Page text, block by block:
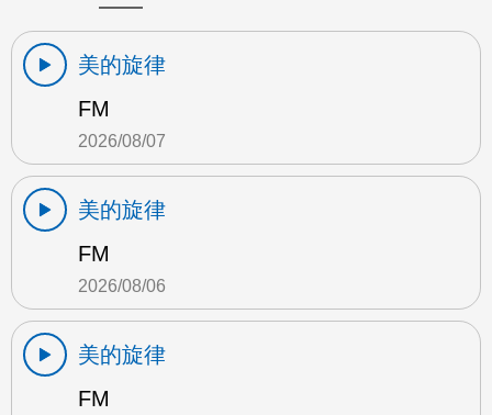
美的旋律
FM
2026/08/07
美的旋律
FM
2026/08/06
美的旋律
FM